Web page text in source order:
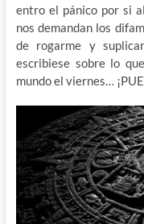
entro el pánico por si
nos demandan los
de rogarme y
escribiese sobre lo
mundo el viernes…